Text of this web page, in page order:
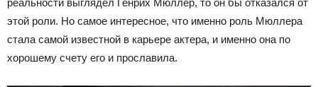
этой роли. Но самое интересное, что именно роль Мюллера
стала самой известной в карьере актера, и именно она по
хорошему счету его и прославила.